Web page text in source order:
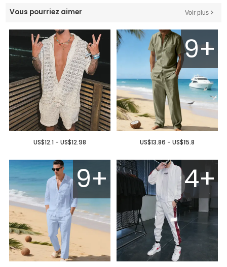
Vous pourriez aimer Voir plus
US$12.1 - US$12.98
9+
US$13.86 - US$15.8
9+ 4+